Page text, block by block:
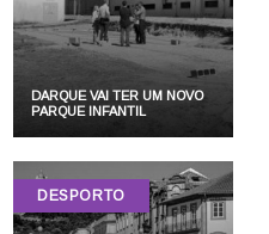
DARQUE VAI TER UM NOVO
PARQUE INFANTIL
DESPORTO